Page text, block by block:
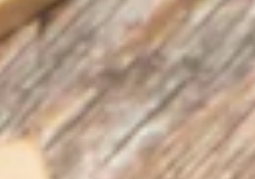
esse aqui também do MIT Sloan
Management Review indicam que
pessoas resilientes conseguem
“retomar o funcionamento vital” mais
rápido porque aprenderam a
reconhecer seus recurs